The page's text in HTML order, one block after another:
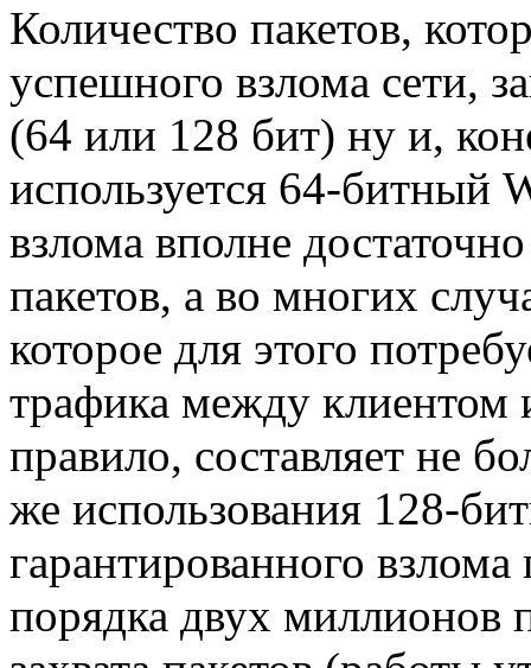
Количество пакетов,
успешного взлома сети,
(64 или 128 бит) ну и,
используется 64-битный
взлома вполне
пакетов, а во многих
которое для этого
трафика между клиентом
правило, составляет не
же использования 128-
гарантированного взлома
порядка двух миллионов